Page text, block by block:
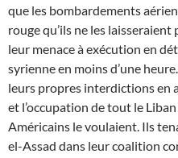
que les bombardements
rouge qu’ils ne les
leur menace à exécution en
syrienne en moins d’une
leurs propres interdictions en
et l’occupation de tout le
Américains le voulaient. Ils
el-Assad dans leur coalition